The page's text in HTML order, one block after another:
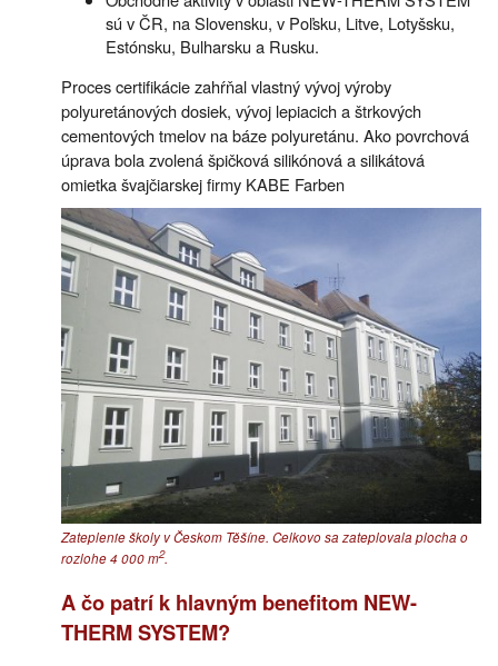
sú v ČR, na Slovensku, v Poľsku, Litve, Lotyšsku,
Estónsku, Bulharsku a Rusku.
Proces certifikácie zahŕňal vlastný vývoj výroby
polyuretánových dosiek, vývoj lepiacich a štrkových
cementových tmelov na báze polyuretánu. Ako povrchová
úprava bola zvolená špičková silikónová a silikátová
omietka švajčiarskej firmy KABE Farben
Zateplenie školy v Českom Těšíne. Celkovo sa zateplovala plocha o
rozlohe 4 000 m2.
A čo patrí k hlavným benefitom NEW-
THERM SYSTEM?